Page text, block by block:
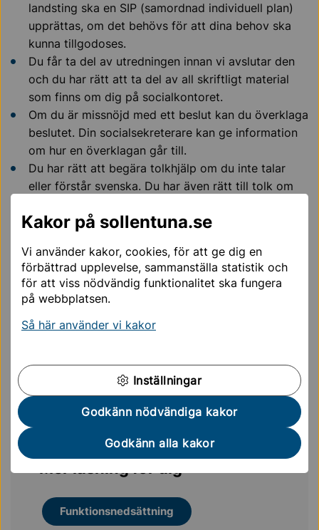
Kakor på sollentuna.se
Vi använder kakor, cookies, för att ge dig en
förbättrad upplevelse, sammanställa statistik och
för att viss nödvändig funktionalitet ska fungera
på webbplatsen.
Så här använder vi kakor
Inställningar
Godkänn nödvändiga kakor
Godkänn alla kakor
landsting ska en SIP (samordnad individuell plan)
upprättas, om det behövs för att dina behov ska
kunna tillgodoses.
Du får ta del av utredningen innan vi avslutar den
och du har rätt att ta del av all skriftligt material
som finns om dig på socialkontoret.
Om du är missnöjd med ett beslut kan du överklaga
beslutet. Din socialsekreterare kan ge information
om hur en överklagan går till.
Du har rätt att begära tolkhjälp om du inte talar
eller förstår svenska. Du har även rätt till tolk om
All personal har tystnadsplikt och får inte lämna
Kontaktcenter
Kontaktcenter
08-579 210 00
Öppettider och adress till kontaktcenter
Funktionsnedsättning